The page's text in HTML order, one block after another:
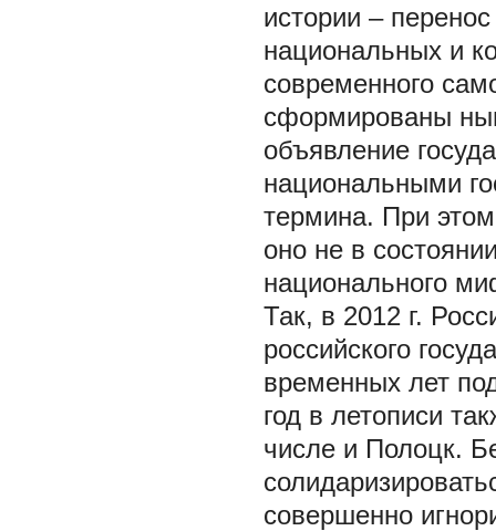
истории –
национальных и
современного
сформированы
объявление
национальными
термина. При
оно не в
национального
Так, в 2012 г.
российского
временных лет
год в летописи
числе и Полоцк.
совершенно